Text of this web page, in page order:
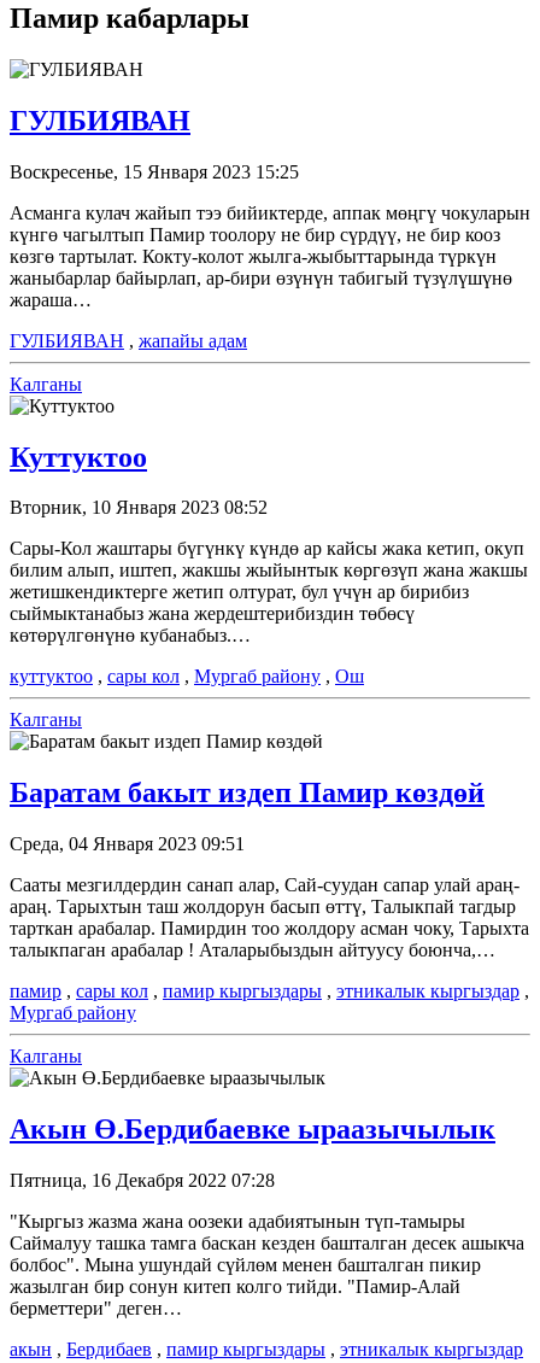
Памир кабарлары
ГУЛБИЯВАН
Воскресенье, 15 Января 2023 15:25
Асманга кулач жайып тээ бийиктерде, аппак мөңгү чокуларын
күнгө чагылтып Памир тоолору не бир сүрдүү, не бир кооз
көзгө тартылат. Кокту-колот жылга-жыбыттарында түркүн
жаныбарлар байырлап, ар-бири өзүнүн табигый түзүлүшүнө
жараша…
ГУЛБИЯВАН , жапайы адам
Калганы
Куттуктоо
Вторник, 10 Января 2023 08:52
Сары-Кол жаштары бүгүнкү күндө ар кайсы жака кетип, окуп
билим алып, иштеп, жакшы жыйынтык көргөзүп жана жакшы
жетишкендиктерге жетип олтурат, бул үчүн ар бирибиз
сыймыктанабыз жана жердештерибиздин төбөсү
көтөрүлгөнүнө кубанабыз.…
куттуктоо , сары кол , Мургаб району , Ош
Калганы
Баратам бакыт издеп Памир көздөй
Среда, 04 Января 2023 09:51
Сааты мезгилдердин санап алар, Сай-суудан сапар улай араң-
араң. Тарыхтын таш жолдорун басып өттү, Талыкпай тагдыр
тарткан арабалар. Памирдин тоо жолдору асман чоку, Тарыхта
талыкпаган арабалар ! Аталарыбыздын айтуусу боюнча,…
памир , сары кол , памир кыргыздары , этникалык кыргыздар ,
Мургаб району
Калганы
Акын Ө.Бердибаевке ыраазычылык
Пятница, 16 Декабря 2022 07:28
"Кыргыз жазма жана оозеки адабиятынын түп-тамыры
Саймалуу ташка тамга баскан кезден башталган десек ашыкча
болбос". Мына ушундай сүйлөм менен башталган пикир
жазылган бир сонун китеп колго тийди. "Памир-Алай
берметтери" деген…
акын , Бердибаев , памир кыргыздары , этникалык кыргыздар